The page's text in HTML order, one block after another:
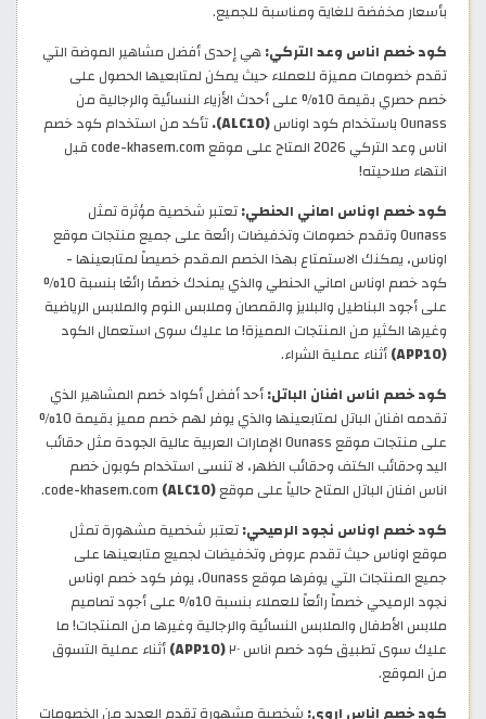
بأسعار مخفضة للغاية ومناسبة للجميع.
كود خصم اناس وعد التركي:هي إحدى أفضل مشاهير الموضة التي
تقدم خصومات مميزة للعملاء حيث يمكن لمتابعيها الحصول على
خصم حصري بقيمة 10% على أحدث الأزياء النسائية والرجالية من
Ounass باستخدام كود اوناس
(ALC10).
تأكد من استخدام كود خصم
اناس وعد التركي 2026 المتاح على موقع code-khasem.com قبل
انتهاء صلاحيته!
كود خصم اوناس اماني الحنطي:تعتبر شخصية مؤثرة تمثل
Ounass وتقدم خصومات وتخفيضات رائعة على جميع منتجات موقع
اوناس، يمكنك الاستمتاع بهذا الخصم المقدم خصيصاً لمتابعينها -
كود خصم اوناس اماني الحنطي والذي يمنحك خصمًا رائعًا بنسبة 10%
على أجود البناطيل والبلايز والقمصان وملابس النوم والملابس الرياضية
وغيرها الكثير من المنتجات المميزة! ما عليك سوى استعمال الكود
(APP10)
أثناء عملية الشراء.
كود خصم اناس افنان الباتل:أحد أفضل أكواد خصم المشاهير الذي
تقدمه افنان الباتل لمتابعينها والذي يوفر لهم خصم مميز بقيمة 10%
على منتجات موقع Ounass الإمارات العربية عالية الجودة مثل حقائب
اليد وحقائب الكتف وحقائب الظهر، لا تنسى استخدام كوبون خصم
اناس افنان الباتل المتاح حالياً على موقع code-khasem.com(ALC10)
.
كود خصم اوناس نجود الرميحي:تعتبر شخصية مشهورة تمثل
موقع اوناس حيث تقدم عروض وتخفيضات لجميع متابعينها على
جميع المنتجات التي يوفرها موقع Ounass، يوفر كود خصم اوناس
نجود الرميحي خصماً رائعاً للعملاء بنسبة 10% على أجود تصاميم
ملابس الأطفال والملابس النسائية والرجالية وغيرها من المنتجات! ما
عليك سوى تطبيق كود خصم اناس ٢٠
(APP10)
أثناء عملية التسوق
من الموقع.